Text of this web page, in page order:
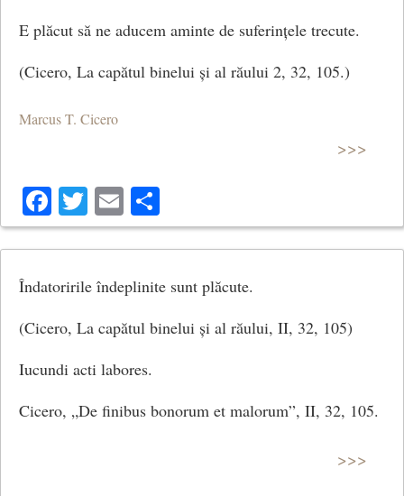
E plăcut să ne aducem aminte de suferințele trecute.
(Cicero, La capătul binelui și al răului 2, 32, 105.)
Marcus T. Cicero
>>>
Facebook
Twitter
Email
Îndatoririle îndeplinite sunt plăcute.
(Cicero, La capătul binelui și al răului, II, 32, 105)
Iucundi acti labores.
Cicero, „De finibus bonorum et malorum”, II, 32, 105.
>>>